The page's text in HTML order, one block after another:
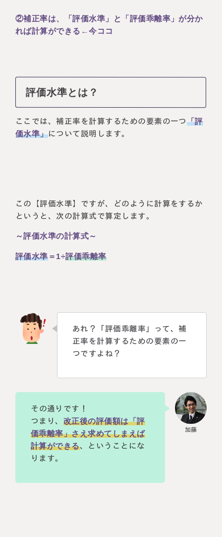
②補正率は、「評価水準」と「評価乖離率」が分か
れば計算ができる←今ココ
評価水準とは？
ここでは、補正率を計算するための要素の一つ「評
価水準」について説明します。
この【評価水準】ですが、どのように計算をするか
というと、次の計算式で算定します。
～評価水準の計算式～
評価水準＝1÷評価乖離率
あれ？「評価乖離率」って、補
正率を計算するための要素の一
つですよね？
その通りです！
つまり、改正後の評価額は「評
価乖離率」さえ求めてしまえば
計算ができる、ということにな
ります。